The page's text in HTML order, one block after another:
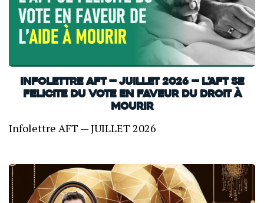
INFOLETTRE AFT — JUILLET 2026 — L’AFT SE
FELICITE DU VOTE EN FAVEUR DU DROIT À
MOURIR
Infolettre AFT — JUILLET 2026